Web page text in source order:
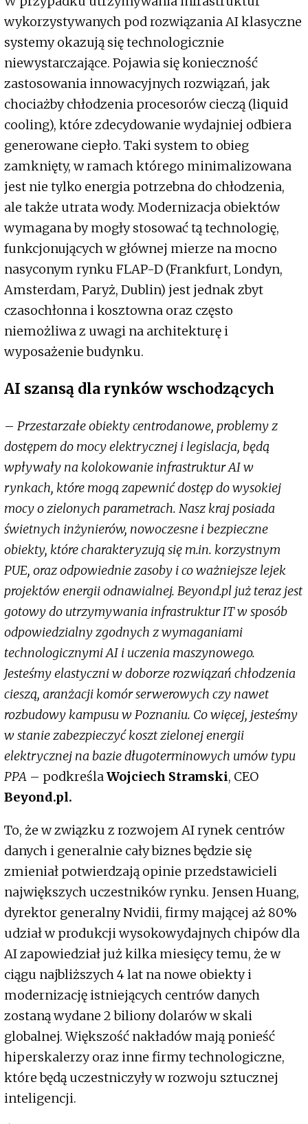
wykorzystywanych pod rozwiązania AI klasyczne
systemy okazują się technologicznie
niewystarczające. Pojawia się konieczność
zastosowania innowacyjnych rozwiązań, jak
chociażby chłodzenia procesorów cieczą (liquid
cooling), które zdecydowanie wydajniej odbiera
generowane ciepło. Taki system to obieg
zamknięty, w ramach którego minimalizowana
jest nie tylko energia potrzebna do chłodzenia,
ale także utrata wody. Modernizacja obiektów
wymagana by mogły stosować tą technologię,
funkcjonujących w głównej mierze na mocno
nasyconym rynku FLAP-D (Frankfurt, Londyn,
Amsterdam, Paryż, Dublin) jest jednak zbyt
czasochłonna i kosztowna oraz często
niemożliwa z uwagi na architekturę i
wyposażenie budynku.
AI szansą dla rynków wschodzących
– Przestarzałe obiekty centrodanowe, problemy z
dostępem do mocy elektrycznej i legislacja, będą
wpływały na kolokowanie infrastruktur AI w
rynkach, które mogą zapewnić dostęp do wysokiej
mocy o zielonych parametrach. Nasz kraj posiada
świetnych inżynierów, nowoczesne i bezpieczne
obiekty, które charakteryzują się m.in. korzystnym
PUE, oraz odpowiednie zasoby i co ważniejsze lejek
projektów energii odnawialnej. Beyond.pl już teraz jest
gotowy do utrzymywania infrastruktur IT w sposób
odpowiedzialny zgodnych z wymaganiami
technologicznymi AI i uczenia maszynowego.
Jesteśmy elastyczni w doborze rozwiązań chłodzenia
cieszą, aranżacji komór serwerowych czy nawet
rozbudowy kampusu w Poznaniu. Co więcej, jesteśmy
w stanie zabezpieczyć koszt zielonej energii
elektrycznej na bazie długoterminowych umów typu
PPA – podkreślaWojciech Stramski, CEO
Beyond.pl.
To, że w związku z rozwojem AI rynek centrów
danych i generalnie cały biznes będzie się
zmieniał potwierdzają opinie przedstawicieli
największych uczestników rynku. Jensen Huang,
dyrektor generalny Nvidii, firmy mającej aż 80%
udział w produkcji wysokowydajnych chipów dla
AI zapowiedział już kilka miesięcy temu, że w
ciągu najbliższych 4 lat na nowe obiekty i
modernizację istniejących centrów danych
zostaną wydane 2 biliony dolarów w skali
globalnej. Większość nakładów mają ponieść
hiperskalerzy oraz inne firmy technologiczne,
które będą uczestniczyły w rozwoju sztucznej
inteligencji.